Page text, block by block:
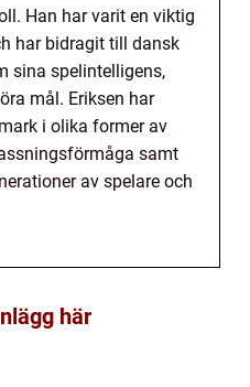
Han har varit en viktig
har bidragit till dansk
sina spelintelligens,
mål. Eriksen har
i olika former av
samt
av spelare och
här